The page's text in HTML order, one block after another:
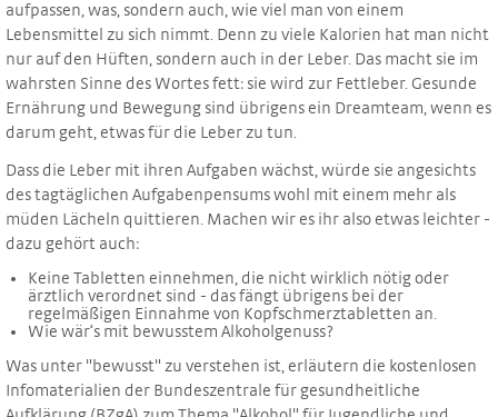
aufpassen, was, sondern auch, wie viel man von einem
Lebensmittel zu sich nimmt. Denn zu viele Kalorien hat man nicht
nur auf den Hüften, sondern auch in der Leber. Das macht sie im
wahrsten Sinne des Wortes fett: sie wird zur Fettleber. Gesunde
Ernährung und Bewegung sind übrigens ein Dreamteam, wenn es
darum geht, etwas für die Leber zu tun.
Dass die Leber mit ihren Aufgaben wächst, würde sie angesichts
des tagtäglichen Aufgabenpensums wohl mit einem mehr als
müden Lächeln quittieren. Machen wir es ihr also etwas leichter -
dazu gehört auch:
Keine Tabletten einnehmen, die nicht wirklich nötig oder
ärztlich verordnet sind - das fängt übrigens bei der
regelmäßigen Einnahme von Kopfschmerztabletten an.
Wie wär‘s mit bewusstem Alkoholgenuss?
Was unter "bewusst" zu verstehen ist, erläutern die kostenlosen
Infomaterialien der Bundeszentrale für gesundheitliche